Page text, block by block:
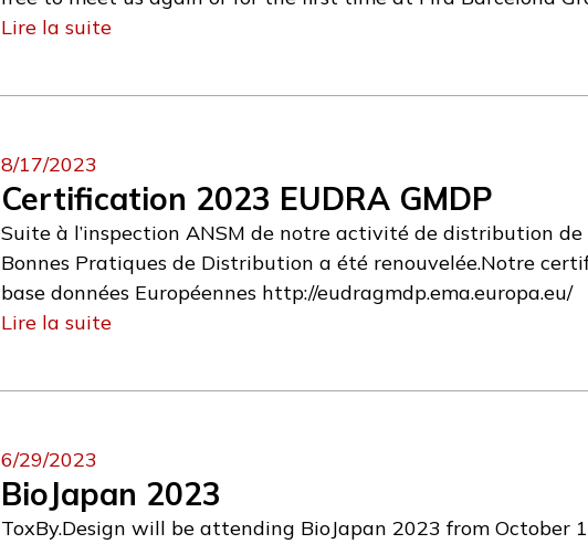
Lire la suite
8/17/2023
Certification 2023 EUDRA GMDP
Suite à l’inspection ANSM de notre activité de distribution
Bonnes Pratiques de Distribution a été renouvelée.Notre
base données Européennes http://eudragmdp.ema.europa.eu/
Lire la suite
6/29/2023
BioJapan 2023
ToxBy.Design will be attending BioJapan 2023 from October